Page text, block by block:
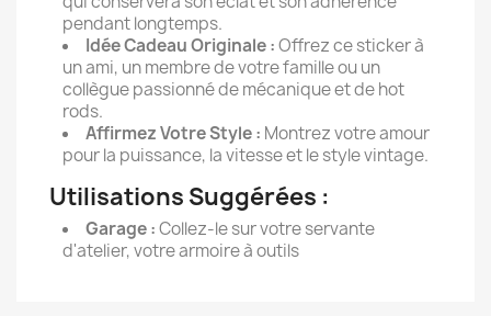
pendant longtemps.
Idée Cadeau Originale :Offrez ce sticker à
un ami, un membre de votre famille ou un
collègue passionné de mécanique et de hot
rods.
Affirmez Votre Style : Montrez votre amour
pour la puissance, la vitesse et le style vintage.
Utilisations Suggérées :
Garage :Collez-le sur votre servante
d'atelier, votre armoire à outils